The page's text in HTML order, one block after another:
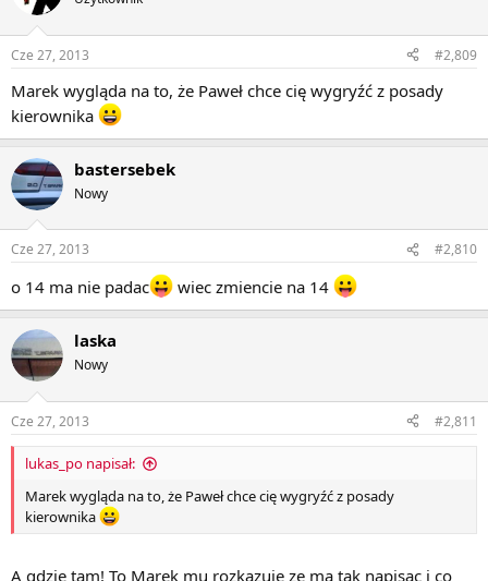
Cze 27, 2013 #2,809
Marek wygląda na to, że Paweł chce cię wygryźć z posady
kierownika
bastersebek
Nowy
Cze 27, 2013 #2,810
o 14 ma nie padac wiec zmiencie na 14
laska
Nowy
Cze 27, 2013 #2,811
lukas_po napisał:
Marek wygląda na to, że Paweł chce cię wygryźć z posady
kierownika
A gdzie tam! To Marek mu rozkazuje ze ma tak napisac i co